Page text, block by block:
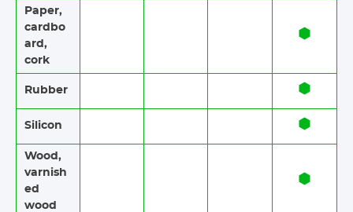
Paper​​,
cardbo
ard,
cork
Rubber​​
Silicon
Wood​​,
varnish
ed
wood